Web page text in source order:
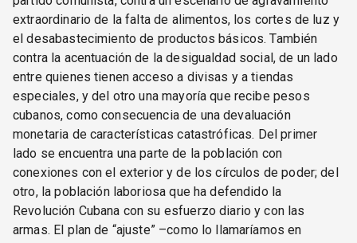
extraordinario de la falta de alimentos, los cortes de luz y
el desabastecimiento de productos básicos. También
contra la acentuación de la desigualdad social, de un lado
entre quienes tienen acceso a divisas y a tiendas
especiales, y del otro una mayoría que recibe pesos
cubanos, como consecuencia de una devaluación
monetaria de características catastróficas. Del primer
lado se encuentra una parte de la población con
conexiones con el exterior y de los círculos de poder; del
otro, la población laboriosa que ha defendido la
Revolución Cubana con su esfuerzo diario y con las
armas. El plan de “ajuste” –como lo llamaríamos en